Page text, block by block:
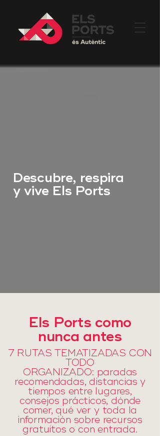
Descubre, respira
y vive Els Ports
Els Ports como
nunca antes
7 RUTAS TEMATIZADAS CON
TODO
ORGANIZADO: paradas
recomendadas, distancias y
tiempos entre lugares,
consejos prácticos, dónde
comer, qué ver y toda la
información sobre recursos
gratuitos o con entrada.